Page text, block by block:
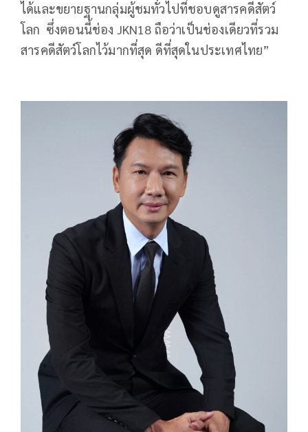
ได้และขยายฐานกลุ่มผู้ชมทั่วไปที่ชอบดูสารคดีสัตว์
โลก ซึ่งตอนนี้ช่อง JKN18 ถือว่าเป็นช่องเดียวที่รวม
สารคดีสัตว์โลกไว้มากที่สุด ดีที่สุดในประเทศไทย”